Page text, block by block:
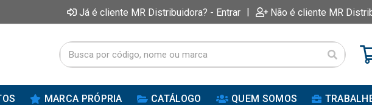
Já é cliente MR Distribuidora? - Entrar | Não é cliente MR
MARCA PRÓPRIA CATÁLOGO QUEM SOMOS